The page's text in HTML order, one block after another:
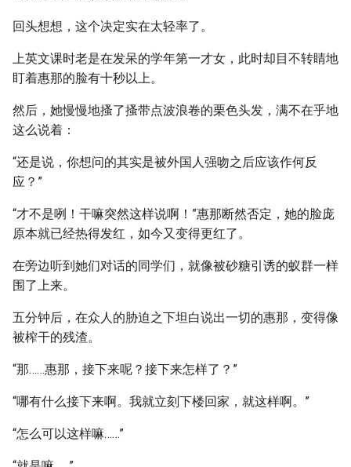
回头想想，这个决定实在太轻率了。
上英文课时老是在发呆的学年第一才女，此时却目不转睛地
盯着惠那的脸有十秒以上。
然后，她慢慢地搔了搔带点波浪卷的栗色头发，满不在乎地
这么说着：
“还是说，你想问的其实是被外国人强吻之后应该作何反
应？”
“才不是咧！干嘛突然这样说啊！”惠那断然否定，她的脸庞
原本就已经热得发红，如今又变得更红了。
在旁边听到她们对话的同学们，就像被砂糖引诱的蚁群一样
围了上来。
五分钟后，在众人的胁迫之下坦白说出一切的惠那，变得像
被榨干的残渣。
“那……惠那，接下来呢？接下来怎样了？”
“哪有什么接下来啊。我就立刻下楼回家，就这样啊。”
“怎么可以这样嘛……”